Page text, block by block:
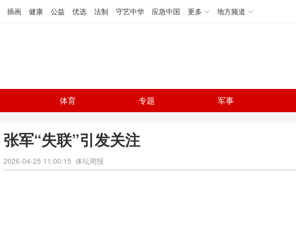
插画 健康 公益 优选 法制 守艺中华 应急中国 更多 地方频道
体育 专题 军事
张军“失联”引发关注
2026-04-25 11:00:15 体坛周报